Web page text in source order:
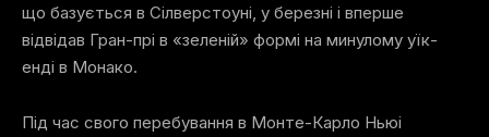
що базується в Сілверстоуні, у березні і вперше
відвідав Гран-прі в «зеленій» формі на минулому уїк-
енді в Монако.
Під час свого перебування в Монте-Карло Ньюі